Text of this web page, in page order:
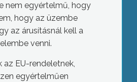
nem egyértelmű, hogy
hogy az üzembe
az árusításnál kell a
venni.
az EU-rendeletnek,
egyértelműen